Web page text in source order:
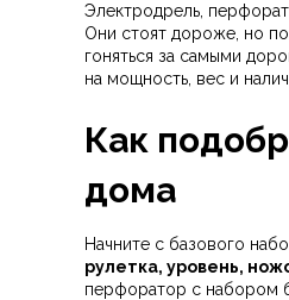
Электродрель,
Они стоят дороже, но
гоняться за самыми
на мощность, вес и
Как
дома
Начните с базового
рулетка, уровень,
перфоратор с набором